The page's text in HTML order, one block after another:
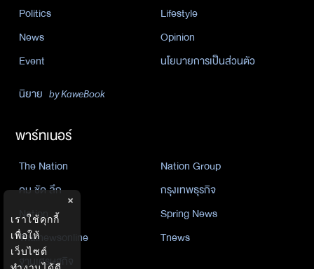
Politics
Lifestyle
News
Opinion
Event
นโยบายการเป็นส่วนตัว
นิยาย by KaweBook
พาร์ทเนอร์
The Nation
Nation Group
คม ชัด ลึก
กรุงเทพธุรกิจ
Nation
Spring News
Thainewsonline
Tnews
ฐานเศรษฐกิจ
×
เราใช้คุกกี้
เพื่อให้
เว็บไซต์